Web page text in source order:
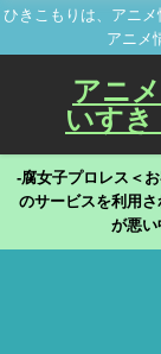
ひきこもりは、アニ
アニメ
アニ
いすき
-腐女子プロレス＜
のサービスを利用
が悪い